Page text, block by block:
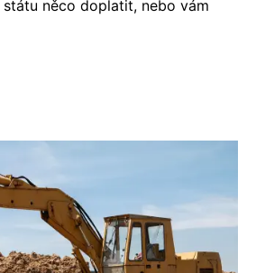
něco doplatit, nebo vám